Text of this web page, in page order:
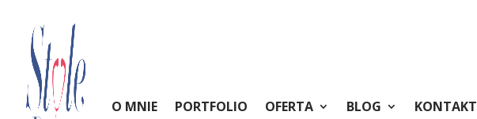
O MNIE PORTFOLIO OFERTA BLOG KONTAKT